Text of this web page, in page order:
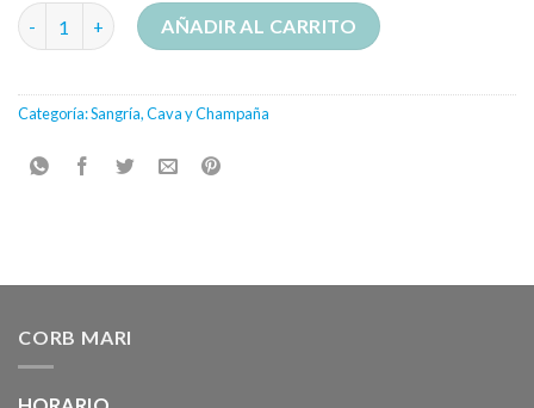
Mo?t & Chandon, Ice 0,75l cantidad
AÑADIR AL CARRITO
Categoría:Sangría, Cava y Champaña
CORB MARI